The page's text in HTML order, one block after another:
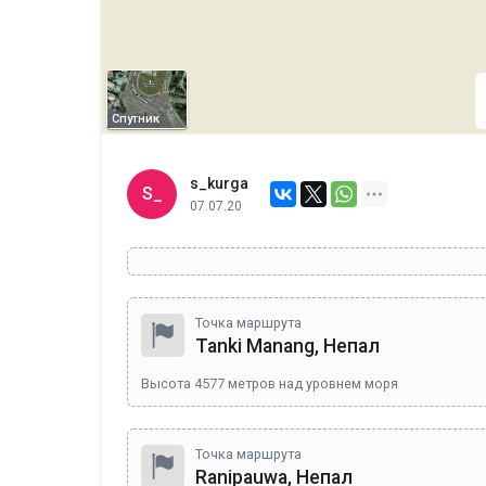
Спутник
S_
s_kurga
07.07.20
Точка маршрута
Tanki Manang, Непал
Высота 4577 метров над уровнем моря
Точка маршрута
Ranipauwa, Непал